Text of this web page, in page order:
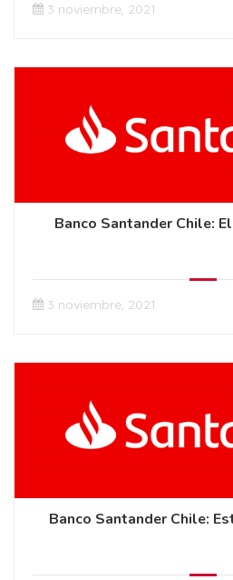
3 noviembre, 2021
Banco Santander Chile:
3 noviembre, 2021
Banco Santander Chile: